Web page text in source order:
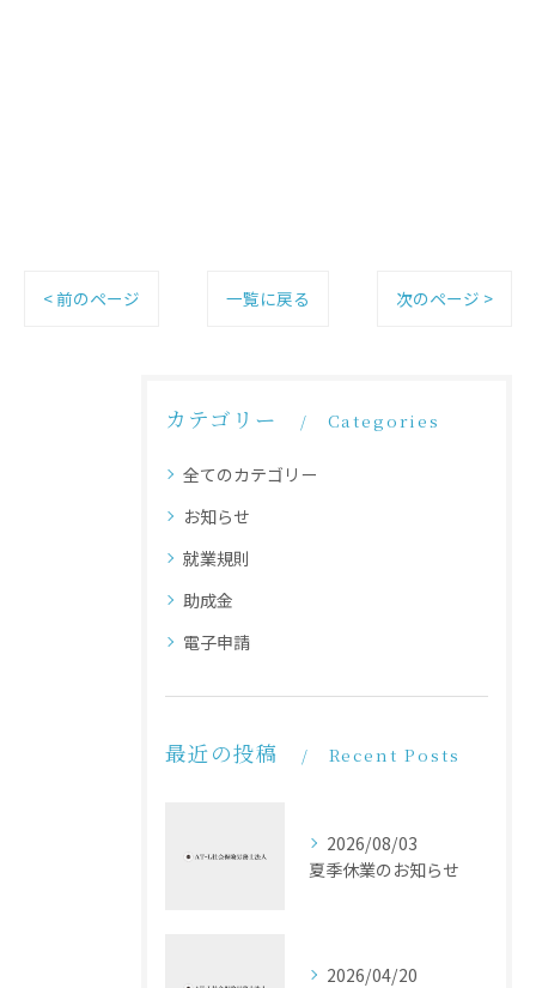
< 前のページ 一覧に戻る 次のページ >
カテゴリー Categories
全てのカテゴリー
お知らせ
就業規則
助成金
電子申請
最近の投稿 Recent Posts
2026/08/03
夏季休業のお知らせ
2026/04/20